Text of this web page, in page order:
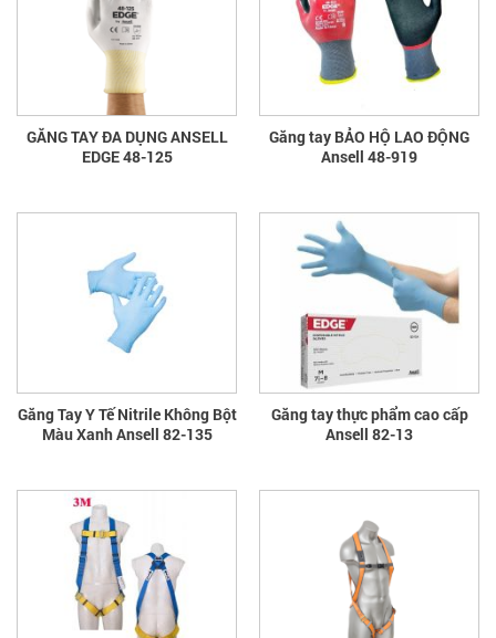
GĂNG TAY ĐA DỤNG ANSELL
EDGE 48-125
Găng tay BẢO HỘ LAO ĐỘNG
Ansell 48-919
Găng Tay Y Tế Nitrile Không Bột
Màu Xanh Ansell 82-135
Găng tay thực phẩm cao cấp
Ansell 82-13